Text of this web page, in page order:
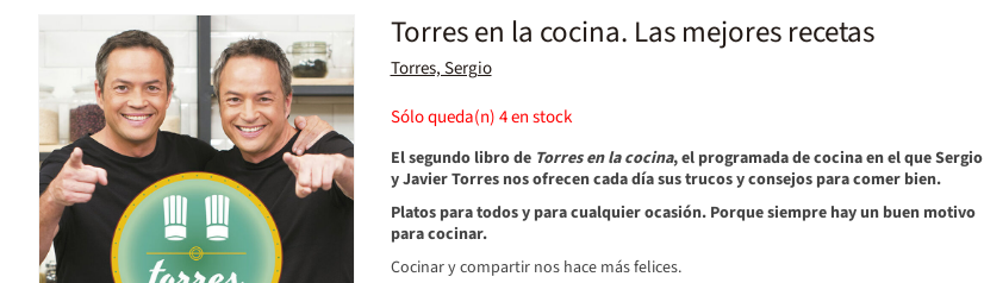
Torres en la cocina. Las mejores recetas
Torres, Sergio
Sólo queda(n)4en stock
El segundo libro de Torres en la cocina, el programada de cocina en el que Sergio
y Javier Torres nos ofrecen cada día sus trucos y consejos para comer bien.
Platos para todos y para cualquier ocasión. Porque siempre hay un buen motivo
para cocinar.
Cocinar y compartir nos hace más felices.